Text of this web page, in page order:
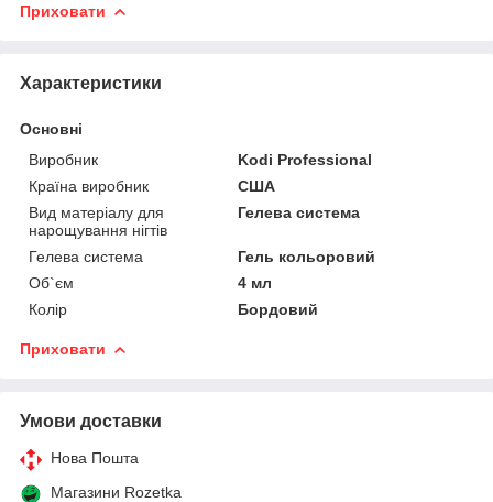
Приховати
Характеристики
Основні
Виробник
Kodi Professional
Країна виробник
США
Вид матеріалу для
нарощування нігтів
Гелева система
Гелева система
Гель кольоровий
Об`єм
4 мл
Колір
Бордовий
Приховати
Умови доставки
Нова Пошта
Магазини Rozetka